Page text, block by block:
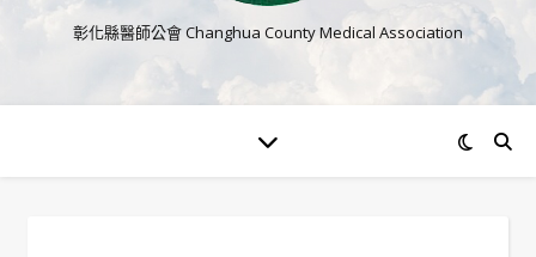
彰化縣醫師公會 Changhua County Medical Association